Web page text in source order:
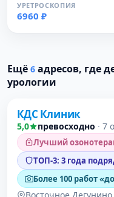
УРЕТРОСКОПИЯ
6960 ₽
Ещё 6 адресов, где
урологии
Проверено
КДС Клиник
5,0 превосходно · 7
Лучший
ТОП-3: 3 года
Более 100 работ